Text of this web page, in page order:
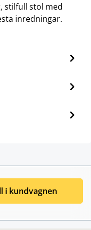
stilfull stol med
inredningar.
i kundvagnen